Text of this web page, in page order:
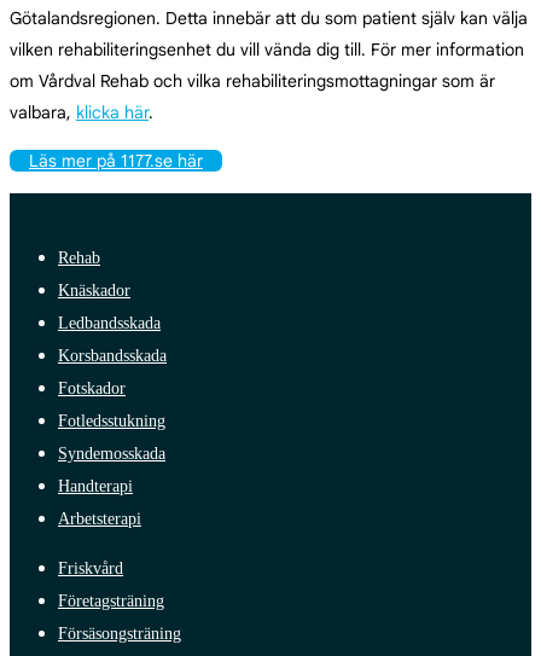
Götalandsregionen. Detta innebär att du som patient själv kan välja
vilken rehabiliteringsenhet du vill vända dig till. För mer information
om Vårdval Rehab och vilka rehabiliteringsmottagningar som är
valbara, klicka här.
Läs mer på 1177.se här
Rehab
Knäskador
Ledbandsskada
Korsbandsskada
Fotskador
Fotledsstukning
Syndemosskada
Handterapi
Arbetsterapi
Friskvård
Företagsträning
Försäsongsträning